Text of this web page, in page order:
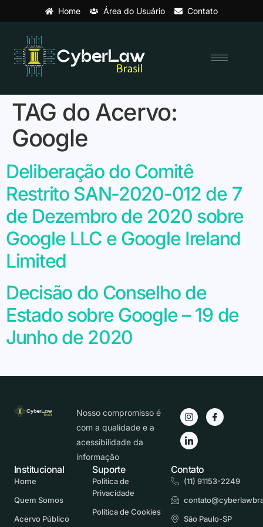
Home Área do Usuário Contato
TAG do Acervo:
Google
Deliberação do Comitê
Restrito SAN-2020-012 de 7
de Dezembro de 2020 sobre
Google LLC e Google Ireland
Limited
Decisão do Conselho de
Estado sobre Google – 19 de
Junho de 2020
Nosso compromisso é
com a qualidade e a
acessibilidade da
informação
Suporte
Política de
Privacidade
Política de Cookies
Contato
(11) 91153-2249
São Paulo-SP
Institucional
Home
Quem Somos
Acervo Público